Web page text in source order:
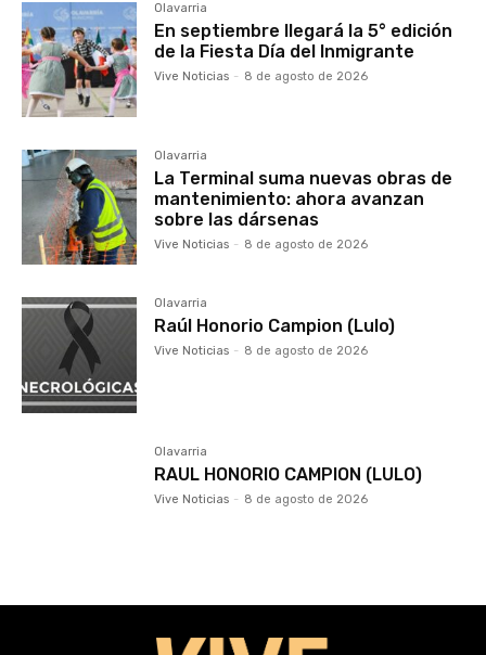
Olavarria
En septiembre llegará la 5° edición
de la Fiesta Día del Inmigrante
Vive Noticias - 8 de agosto de 2026
Olavarria
La Terminal suma nuevas obras de
mantenimiento: ahora avanzan
sobre las dársenas
Vive Noticias - 8 de agosto de 2026
Olavarria
Raúl Honorio Campion (Lulo)
Vive Noticias - 8 de agosto de 2026
Olavarria
RAUL HONORIO CAMPION (LULO)
Vive Noticias - 8 de agosto de 2026